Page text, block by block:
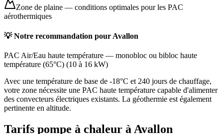
Zone de plaine — conditions optimales pour les PAC
aérothermiques
💡 Notre recommandation pour Avallon
PAC Air/Eau haute température — monobloc ou bibloc haute
température (65°C) (10 à 16 kW)
Avec une température de base de -18°C et 240 jours de chauffage,
votre zone nécessite une PAC haute température capable d'alimenter
des convecteurs électriques existants. La géothermie est également
pertinente en altitude.
Tarifs pompe à chaleur à Avallon